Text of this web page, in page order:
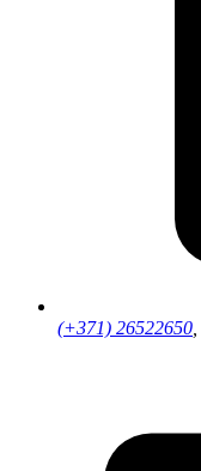
(+371) 26522650,